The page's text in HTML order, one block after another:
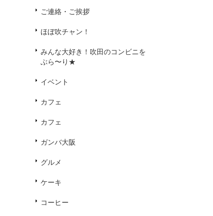
ご連絡・ご挨拶
ほぼ吹チャン！
みんな大好き！吹田のコンビニを
ぶら〜り★
イベント
カフェ
カフェ
ガンバ大阪
グルメ
ケーキ
コーヒー